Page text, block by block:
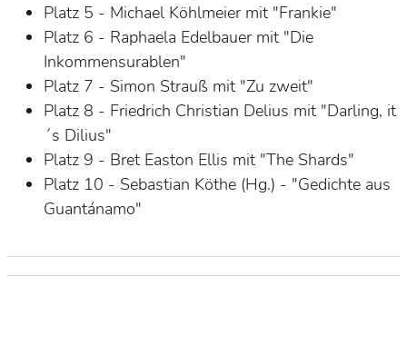
Platz 5 - Michael Köhlmeier mit "Frankie"
Platz 6 - Raphaela Edelbauer mit "Die
Inkommensurablen"
Platz 7 - Simon Strauß mit "Zu zweit"
Platz 8 - Friedrich Christian Delius mit "Darling, it
´s Dilius"
Platz 9 - Bret Easton Ellis mit "The Shards"
Platz 10 - Sebastian Köthe (Hg.) - "Gedichte aus
Guantánamo"